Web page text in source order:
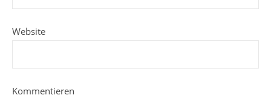
Website
Kommentieren